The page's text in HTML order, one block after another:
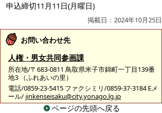
申込締切11月11日(月曜日)
掲載日：2024年10月25日
お問い合わせ先
人権・男女共同参画課
所在地/〒683-0811 鳥取県米子市錦町一丁目139番
地3 （ふれあいの里）
電話/0859-23-5415 ファクシミリ/0859-37-3184 Eメ
ール/ jinkenseisaku@city.yonago.lg.jp
ページの先頭へ戻る